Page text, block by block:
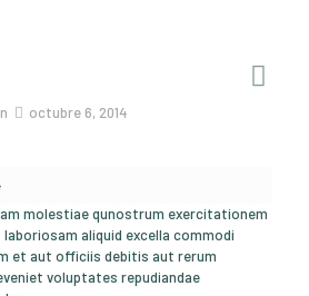
octubre 6, 2014
molestiae qunostrum exercitationem
aliquid excella commodi
et aut officiis debitis aut rerum
voluptates repudiandae